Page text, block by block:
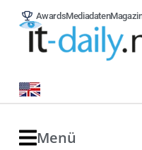
AwardsMediadaten
Menü